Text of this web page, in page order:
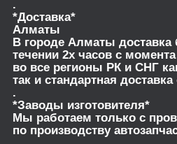
.
*Доставка*
Алматы
В городе Алматы доставка
течении 2х часов с момента
во все регионы РК и СНГ
так и стандартная
.
*Заводы изготовителя*
Мы работаем только с
по производству